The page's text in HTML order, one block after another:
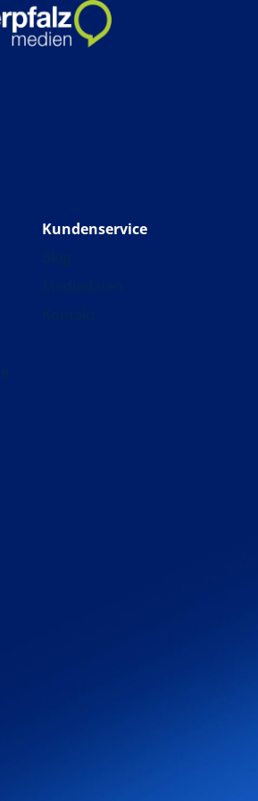
Kundenservice
Blog
Mediadaten
Kontakt